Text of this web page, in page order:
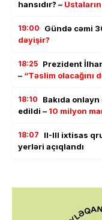
hansıdır? –
19:00 Gündə cəmi
dəyişir?
18:25 Prezident
– “Təslim olacağını
18:10
Bakıda
edildi – 10 milyon
18:07
II-III ixtisas
yerləri açıqlandı